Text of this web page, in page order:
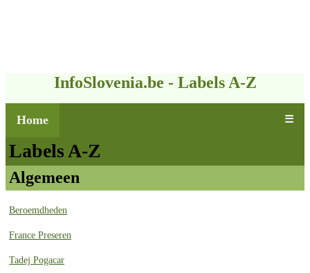
InfoSlovenia.be - Labels A-Z
Home ☰
Labels A-Z
Algemeen
Beroemdheden
France Preseren
Tadej Pogacar